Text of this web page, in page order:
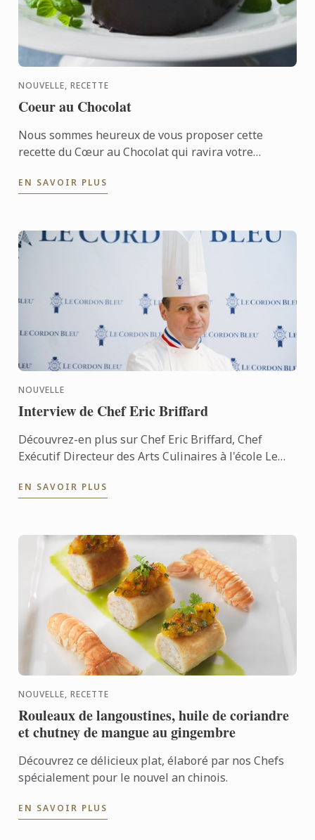
NOUVELLE, RECETTE
Coeur au Chocolat
Nous sommes heureux de vous proposer cette
recette du Cœur au Chocolat qui ravira votre
EN SAVOIR PLUS
NOUVELLE
Interview de Chef Eric Briffard
Découvrez-en plus sur Chef Eric Briffard, Chef
Exécutif Directeur des Arts Culinaires à l'école Le
EN SAVOIR PLUS
NOUVELLE, RECETTE
Rouleaux de langoustines, huile de coriandre
et chutney de mangue au gingembre
Découvrez ce délicieux plat, élaboré par nos Chefs
spécialement pour le nouvel an chinois.
EN SAVOIR PLUS